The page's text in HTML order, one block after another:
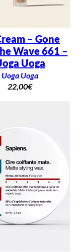
– Gone
Wave 661 –
Uoga
Uoga Uoga
22,00€